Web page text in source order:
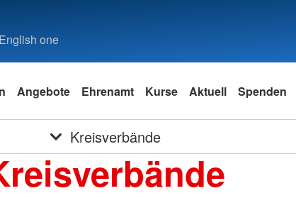
one
Angebote Ehrenamt Kurse Aktuell Spenden
Kreisverbände